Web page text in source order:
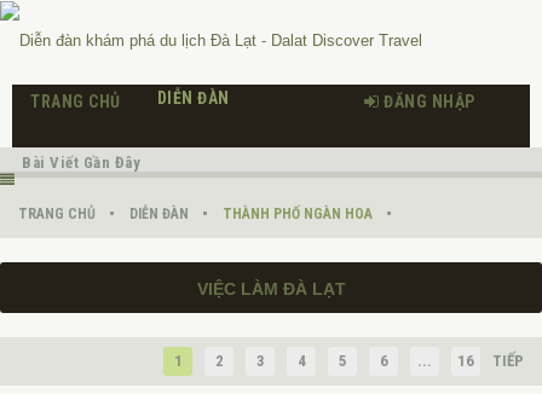
TRANG CHỦ DIỄN ĐÀN THÀNH PHỐ NGÀN HOA
VIỆC LÀM ĐÀ LẠT
1 2 3 4 5 6 ... 16 TIẾP
TRANG CHỦ DIỄN ĐÀN
Bài Viết Gần Đây
ĐĂNG NHẬP